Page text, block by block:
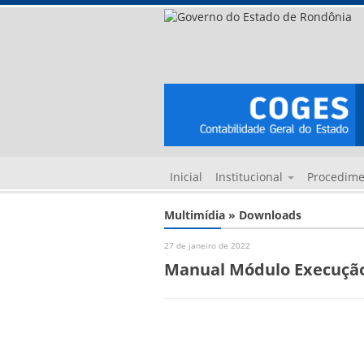
Inicial Institucional
Multimídia » Downloads
27 de janeiro de 2022
Manual Módulo